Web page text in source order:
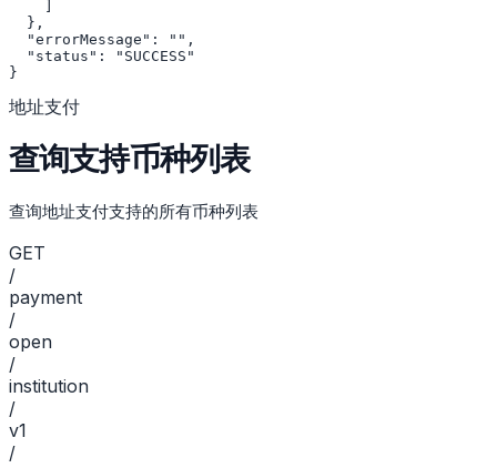
  },
  "errorMessage": "",
  "status": "SUCCESS"
}
地址支付
查询支持币种列表
查询地址支付支持的所有币种列表
GET
/
payment
/
open
/
institution
/
v1
/